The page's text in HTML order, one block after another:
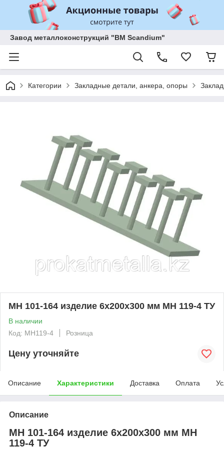
Завод металлоконструкций "BM Scandium"
Категории Закладные детали, анкера, опоры
МН 101-164 изделие 6x200x300 мм МН 119-4 ТУ
В наличии
Код: MH119-4
Розница
Цену уточняйте
Описание Характеристики Доставка Оплата
Описание
МН 101-164 изделие 6x200x300 мм МН
119-4 ТУ